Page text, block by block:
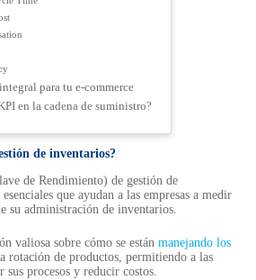
para tu e‑commerce
en la cadena de suministro?
de inventarios?
de Rendimiento) de gestión de
que ayudan a las empresas a medir
su administración de inventarios.
valiosa sobre cómo se están manejando los
rotación de productos, permitiendo a las
sus procesos y reducir costos.